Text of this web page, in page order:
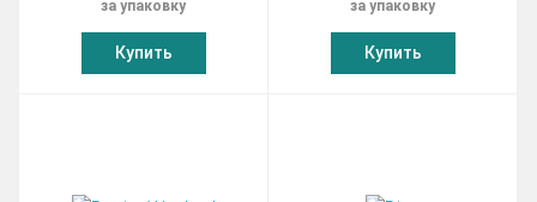
за упаковку
Купить
за упаковку
Купить